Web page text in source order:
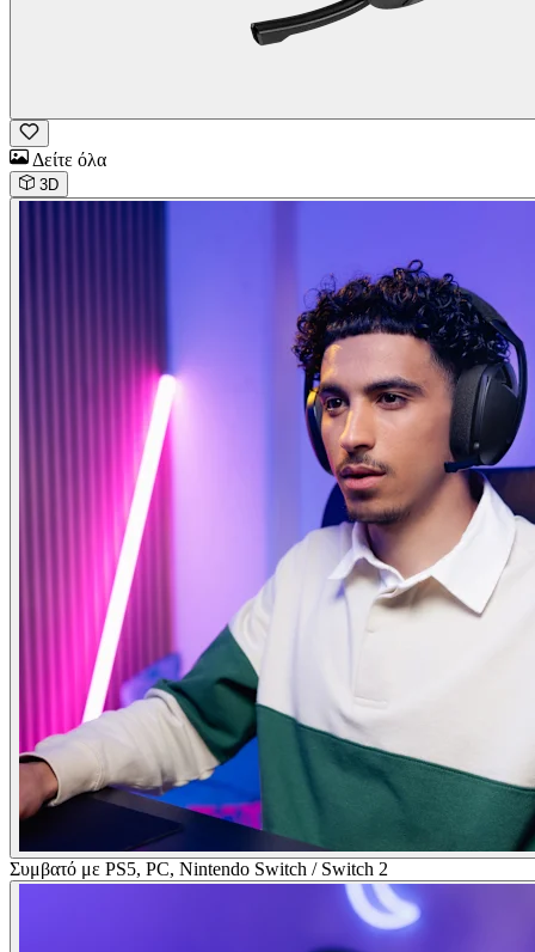
Δείτε όλα
3D
Συμβατό με PS5, PC, Nintendo Switch / Switch 2